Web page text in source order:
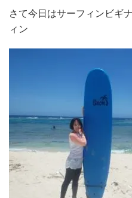
さて今日はサーフィンビギ
ィン